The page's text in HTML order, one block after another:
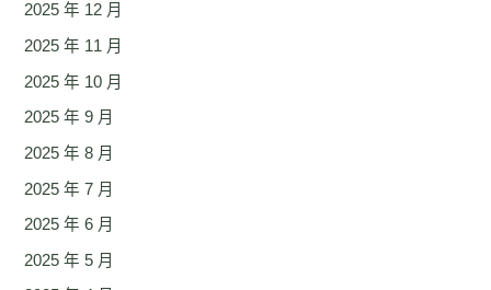
2025 年 12 月
2025 年 11 月
2025 年 10 月
2025 年 9 月
2025 年 8 月
2025 年 7 月
2025 年 6 月
2025 年 5 月